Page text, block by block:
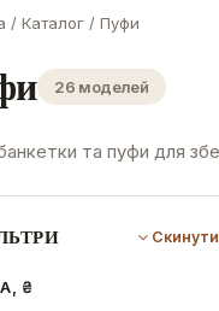
/Каталог /Пуфи
26 моделей
та пуфи для
₴